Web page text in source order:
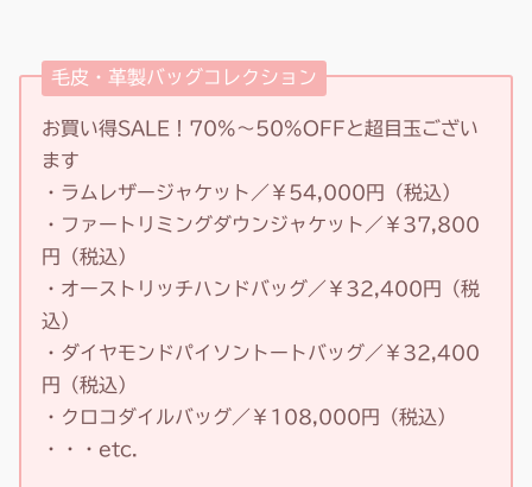
毛皮・革製バッグコレクション
お買い得SALE！70%～50%OFFと超目玉ござい
ます
・ラムレザージャケット／￥54,000円（税込）
・ファートリミングダウンジャケット／￥37,800
円（税込）
・オーストリッチハンドバッグ／￥32,400円（税
込）
・ダイヤモンドパイソントートバッグ／￥32,400
円（税込）
・クロコダイルバッグ／￥108,000円（税込）
・・・etc.